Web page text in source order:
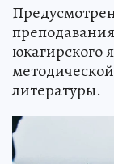
юкагирского
литературы.